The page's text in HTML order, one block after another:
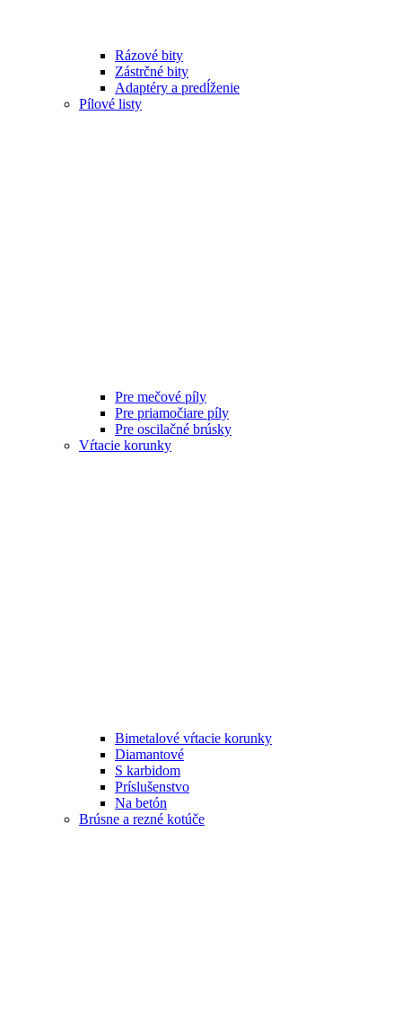
Rázové bity
Zástrčné bity
Adaptéry a predĺženie
Pílové listy
Pre mečové píly
Pre priamočiare píly
Pre oscilačné brúsky
Vŕtacie korunky
Bimetalové vŕtacie korunky
Diamantové
S karbidom
Príslušenstvo
Na betón
Brúsne a rezné kotúče